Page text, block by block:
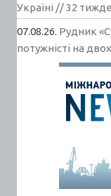
Україні // 32
07.08.26. Рудник
потужністі на